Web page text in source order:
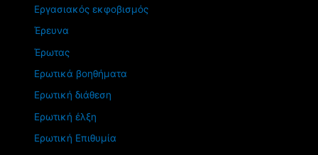
Εργασιακός εκφοβισμός
Έρευνα
Έρωτας
Ερωτικά βοηθήματα
Ερωτική διάθεση
Ερωτική έλξη
Ερωτική Επιθυμία